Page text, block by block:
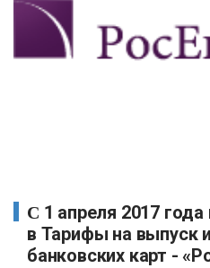
С 1 апреля 2017 года вносятся изменения
в Тарифы на выпуск
банковских карт -